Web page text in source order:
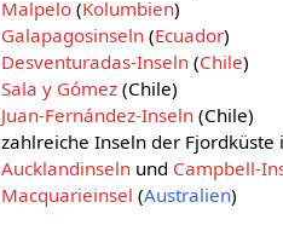
Malpelo(Kolumbien)
Galapagosinseln(Ecuador)
Desventuradas-Inseln(Chile)
Sala y Gómez(Chile)
Juan-Fernández-Inseln(Chile)
zahlreiche Inseln der Fjordküste
Aucklandinselnund Campbell-
Macquarieinsel (Australien)